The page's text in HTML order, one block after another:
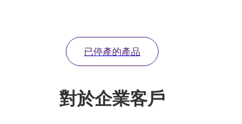
已停產的產品
對於企業客戶